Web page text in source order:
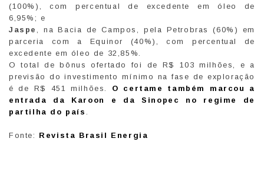
(100%), com percentual de excedente em óleo de
6,95%; e
Jaspe , na Bacia de Campos, pela Petrobras (60%) em
parceria com a Equinor (40%), com percentual de
excedente em óleo de 32,85%.
O total de bônus ofertado foi de R$ 103 milhões, e a
previsão do investimento mínimo na fase de exploração
é de R$ 451 milhões. O certame também marcou a
entrada da Karoon e da Sinopec no regime de
partilha do país .
Fonte: Revista Brasil Energia